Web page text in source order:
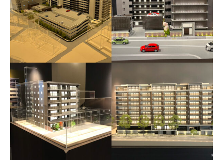
ジェイグランシティ西明
石タワーウエスト
シエリア京都山科三条通